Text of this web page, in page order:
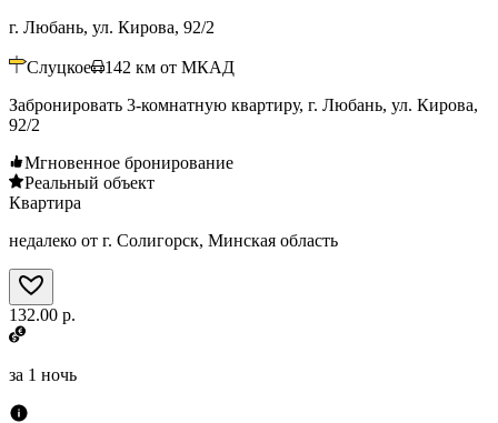
г. Любань, ул. Кирова, 92/2
Слуцкое 142 км от МКАД
Забронировать 3-комнатную квартиру, г. Любань, ул. Кирова,
92/2
Мгновенное бронирование
Реальный объект
Квартира
недалеко от г. Солигорск, Минская область
132.00 р.
за 1 ночь